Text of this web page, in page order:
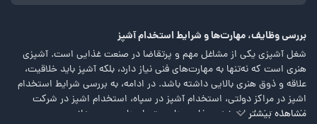
بررسی وظایف، مهارت‌ها و شرایط استخدام آشپز
شغل آشپزی یکی از مشاغل مهم و پرتقاضا در صنعت غذایی است. آشپزی
هنری است که نه‌تنها به مهارت‌های فنی نیاز دارد، بلکه آشپز باید خلاقیت،
علاقه و ذوق هنری بالایی داشته باشد. در ادامه، به بررسی شرایط استخدام
اشپز در مراکز دولتی، استخدام آشپز در سپاه، استخدام اشپز در شرکت
نفت، استخدام اشپز در سفارت ‌ها، رستوران‌ها و... می‌پردازیم.
مشاهده بیشتر